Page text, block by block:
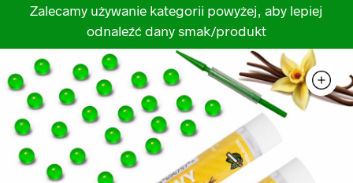
Zalecamy używanie kategorii powyżej, aby lepiej
odnaleźć dany smak/produkt